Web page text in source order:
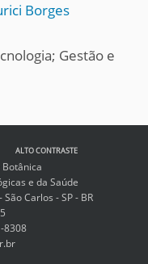
Borges
Gestão e
ALTO CONTRASTE
e da Saúde
Carlos - SP - BR
8308